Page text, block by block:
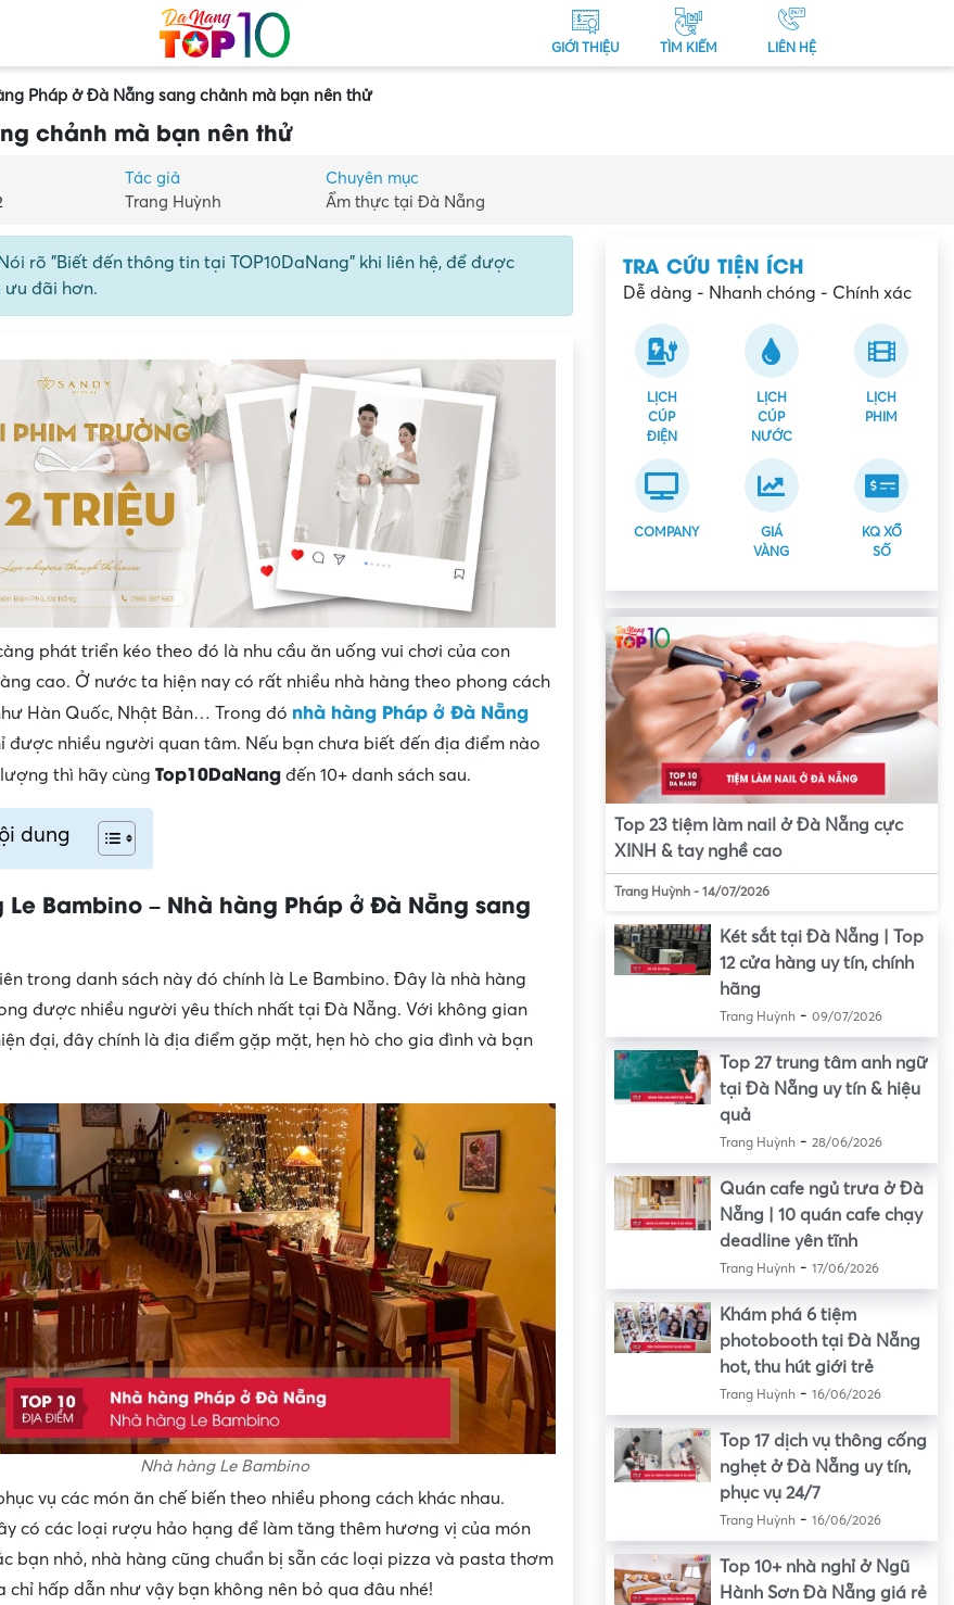
GIỚI THIỆU TÌM KIẾM LIÊN HỆ
Pháp ở Đà Nẵng sang chảnh mà bạn nên thử
chảnh mà bạn nên thử
Tác giả
Trang Huỳnh
Chuyên mục
Ẩm thực tại Đà Nẵng
Nói rõ "Biết đến thông tin tại TOP10DaNang" khi liên hệ, để được
ưu đãi hơn.
phát triển kéo theo đó là nhu cầu ăn uống vui chơi của con
cao. Ở nước ta hiện nay có rất nhiều nhà hàng theo phong cách
Hàn Quốc, Nhật Bản… Trong đó nhà hàng Pháp ở Đà Nẵng
được nhiều người quan tâm. Nếu bạn chưa biết đến địa điểm nào
thì hãy cùng Top10DaNang đến 10+ danh sách sau.
dung
Le Bambino – Nhà hàng Pháp ở Đà Nẵng sang
trong danh sách này đó chính là Le Bambino. Đây là nhà hàng
được nhiều người yêu thích nhất tại Đà Nẵng. Với không gian
đại, đây chính là địa điểm gặp mặt, hẹn hò cho gia đình và bạn
Nhà hàng Le Bambino
vụ các món ăn chế biến theo nhiều phong cách khác nhau.
có các loại rượu hảo hạng để làm tăng thêm hương vị của món
bạn nhỏ, nhà hàng cũng chuẩn bị sẵn các loại pizza và pasta thơm
chỉ hấp dẫn như vậy bạn không nên bỏ qua đâu nhé!
TRA CỨU TIỆN ÍCH
Dễ dàng - Nhanh chóng - Chính xác
LỊCH
CÚP
ĐIỆN
LỊCH
CÚP
NƯỚC
LỊCH
PHIM
COMPANY
GIÁ
VÀNG
KQ XỔ
SỐ
Top 23 tiệm làm nail ở Đà Nẵng cực
XINH & tay nghề cao
Trang Huỳnh - 14/07/2026
Két sắt tại Đà Nẵng | Top
12 cửa hàng uy tín, chính
hãng
Trang Huỳnh- 09/07/2026
Top 27 trung tâm anh ngữ
tại Đà Nẵng uy tín & hiệu
quả
Trang Huỳnh- 28/06/2026
Quán cafe ngủ trưa ở Đà
Nẵng | 10 quán cafe chạy
deadline yên tĩnh
Trang Huỳnh- 17/06/2026
Khám phá 6 tiệm
photobooth tại Đà Nẵng
hot, thu hút giới trẻ
Trang Huỳnh- 16/06/2026
Top 17 dịch vụ thông cống
nghẹt ở Đà Nẵng uy tín,
phục vụ 24/7
Trang Huỳnh- 16/06/2026
Top 10+ nhà nghỉ ở Ngũ
Hành Sơn Đà Nẵng giá rẻ